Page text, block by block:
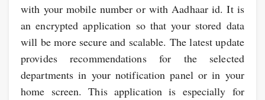
with your mobile number or with Aadhaar id. It is
an encrypted application so that your stored data
will be more secure and scalable. The latest update
provides recommendations for the selected
departments in your notification panel or in your
home screen. This application is especially for